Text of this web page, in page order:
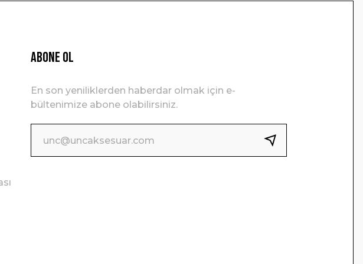
ABONE OL
En son yeniliklerden haberdar olmak için e-
bültenimize abone olabilirsiniz.